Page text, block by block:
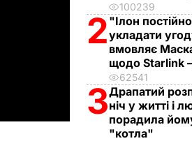
100239
2 "Ілон
укладати
вмовляє
щодо Starlink
62541
3Драпатий
ніч у житті і
порадила
"котла"